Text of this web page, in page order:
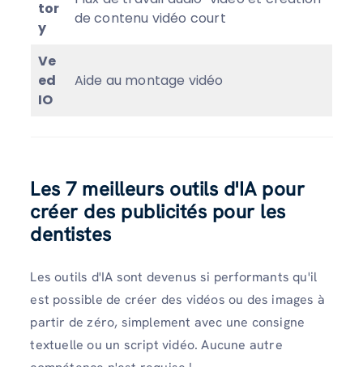
tor
y
de contenu vidéo court
Ve
ed
IO
Aide au montage vidéo
Les 7 meilleurs outils d'IA pour
créer des publicités pour les
dentistes
Les outils d'IA sont devenus si performants qu'il
est possible de créer des vidéos ou des images à
partir de zéro, simplement avec une consigne
textuelle ou un script vidéo. Aucune autre